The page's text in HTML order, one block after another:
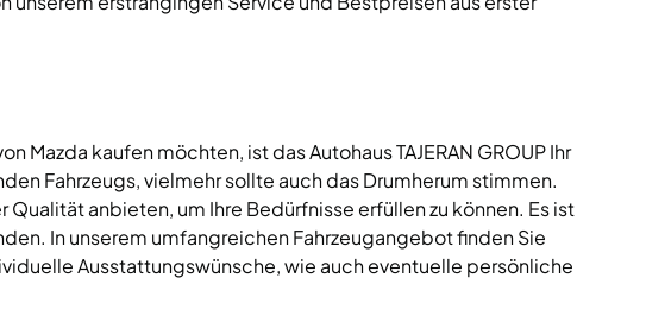
kaufen möchten, ist das Autohaus TAJERAN GROUP Ihr
Fahrzeugs, vielmehr sollte auch das Drumherum stimmen.
anbieten, um Ihre Bedürfnisse erfüllen zu können. Es ist
In unserem umfangreichen Fahrzeugangebot finden Sie
Ausstattungswünsche, wie auch eventuelle persönliche